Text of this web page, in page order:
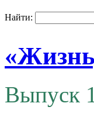
Найти:
Выпуск